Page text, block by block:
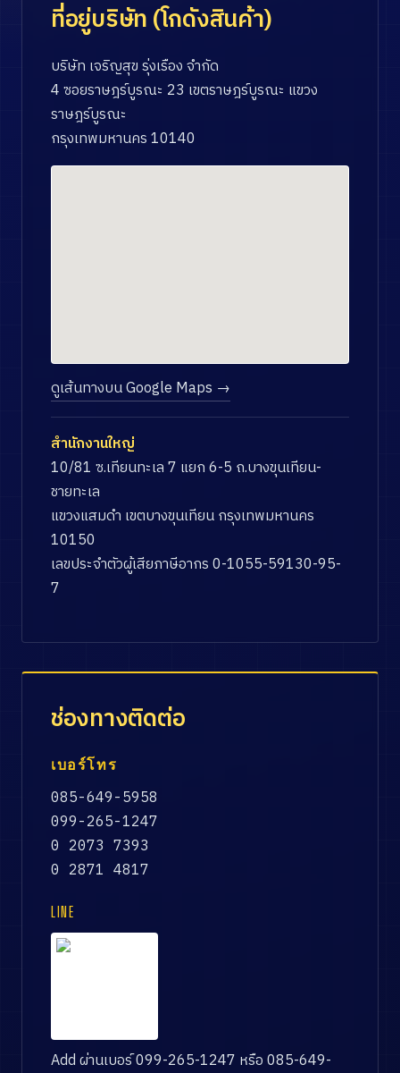
ที่อยู่บริษัท (โกดังสินค้า)
บริษัท เจริญสุข รุ่งเรือง จำกัด
4 ซอยราษฎร์บูรณะ 23 เขตราษฎร์บูรณะ แขวง
ราษฎร์บูรณะ
กรุงเทพมหานคร 10140
ดูเส้นทางบน Google Maps →
สำนักงานใหญ่
10/81 ซ.เทียนทะเล 7 แยก 6-5 ถ.บางขุนเทียน-
ชายทะเล
แขวงแสมดำ เขตบางขุนเทียน กรุงเทพมหานคร
10150
เลขประจำตัวผู้เสียภาษีอากร 0-1055-59130-95-
7
ช่องทางติดต่อ
เบอร์โทร
085-649-5958
099-265-1247
0 2073 7393
0 2871 4817
LINE
Add ผ่านเบอร์ 099-265-1247 หรือ 085-649-